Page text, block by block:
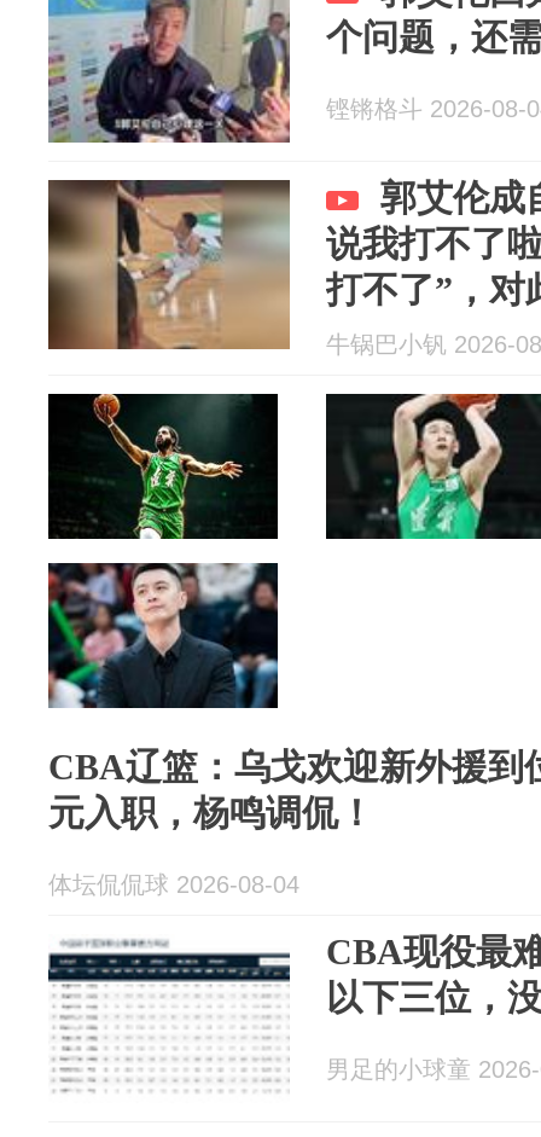
个问题，还
铿锵格斗 2026-08-
郭艾伦成
说我打不了
打不了”，对
牛锅巴小钒 2026-
CBA辽篮：乌戈欢迎新外援到
元入职，杨鸣调侃！
体坛侃侃球 2026-08-04
CBA现役最
以下三位，
男足的小球童